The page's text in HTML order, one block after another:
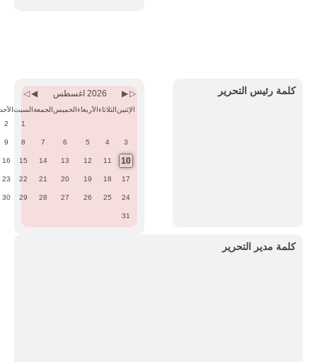
كلمة رئيس التحرير
Month
Year
Month2026 اغسطس
الإثنينالثلاثاءالأربعاءالخميسالجمعةالسبتالأحد
1
2
3
4
5
6
7
8
9
10
11
12
13
14
15
16
17
18
19
20
21
22
23
24
25
26
27
28
29
30
31
كلمة مدير التحرير